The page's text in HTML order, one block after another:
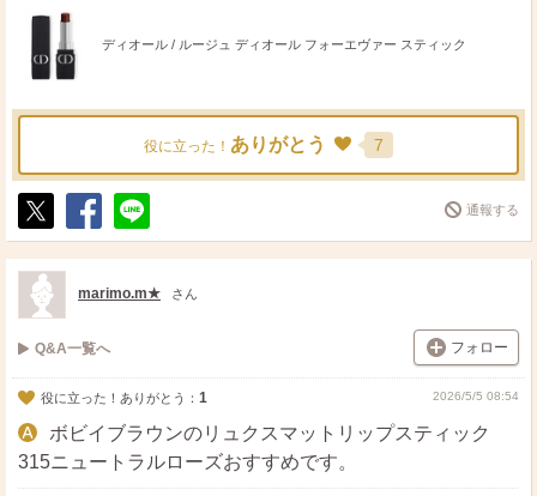
ディオール / ルージュ ディオール フォーエヴァー スティック
役に立った！ ありがとう 7
ポ
ス
ト
シ
ェ
送
る
通報する
marimo.m★ さん
Q&A一覧へ フォロー
役に立った！ありがとう： 1 2026/5/5 08:54
ボビイブラウンのリュクスマットリップスティック
315ニュートラルローズおすすめです。